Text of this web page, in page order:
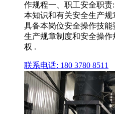
作规程一、职工安全职
本知识和有关安全生产
具备本岗位安全操作技
生产规章制度和安全操
权 .
联系电话: 180 3780 8511